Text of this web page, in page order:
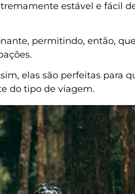
estável e fácil
permitindo, então,
elas são perfeitas para
do tipo de viagem.